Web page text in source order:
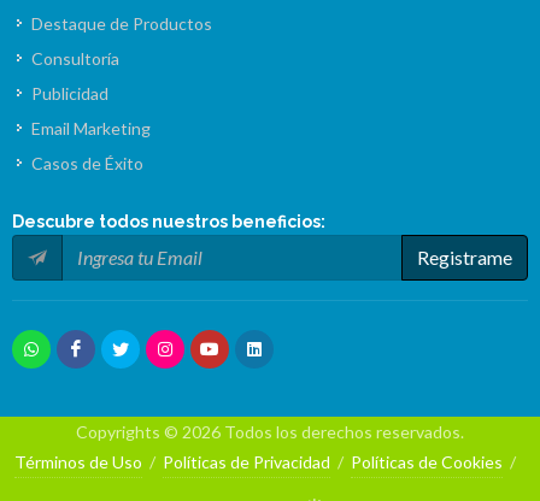
Destaque de Productos
Consultoría
Publicidad
Email Marketing
Casos de Éxito
Descubre todos nuestros beneficios:
Registrame
Copyrights © 2026 Todos los derechos reservados.
Términos de Uso / Políticas de Privacidad / Políticas de Cookies /